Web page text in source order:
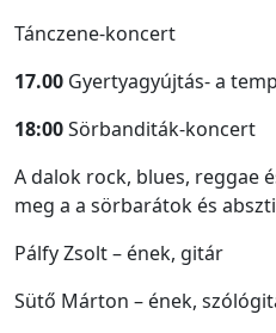
Tánczene-koncert
17.00 Gyertyagyújtás- a
18:00Sörbanditák-koncert
A dalok rock, blues, reggae
meg a a sörbarátok és
Pálfy Zsolt – ének, gitár
Sütő Márton – ének,